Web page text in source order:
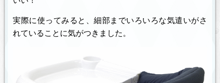
実際に使ってみると、細部までいろいろな気遣いがさ
れていることに気がつきました。